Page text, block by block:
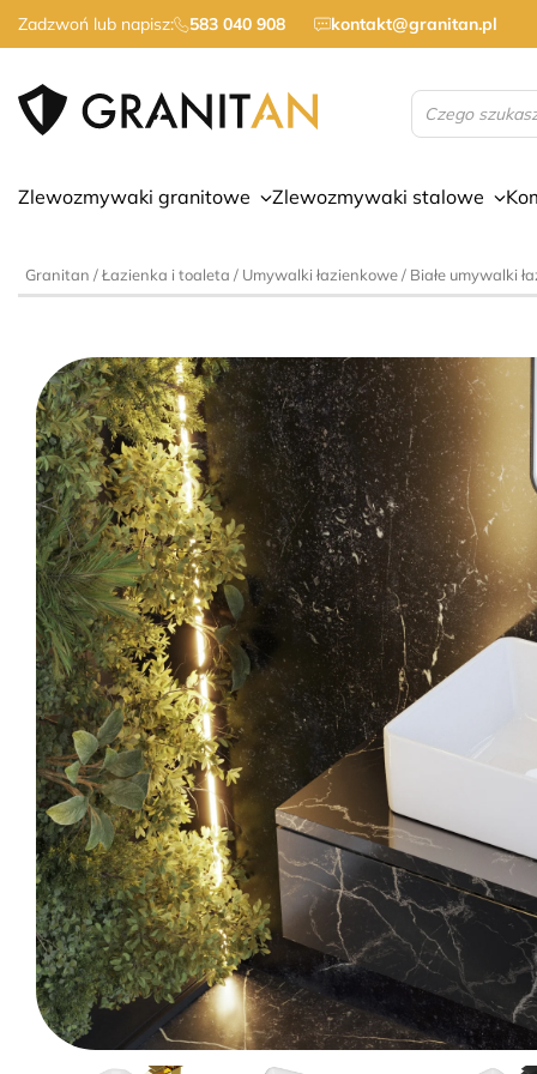
Zadzwoń lub napisz: 583 040 908 kontakt@granitan.pl
Wyszukiwarka
produktów
Zlewozmywaki granitowe Zlewozmywaki stalowe
Granitan /Łazienka i toaleta / Umywalki łazienkowe/ Białe umywalki